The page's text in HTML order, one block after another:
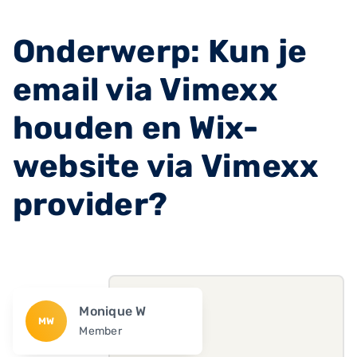
Onderwerp: Kun je
email via Vimexx
houden en Wix-
website via Vimexx
provider?
MW
Monique W
Member